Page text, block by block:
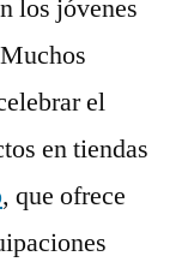
los jóvenes
el
en tiendas
, que ofrece